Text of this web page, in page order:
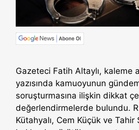
Gazeteci Fatih Altaylı, kaleme
yazısında kamuoyunun
soruşturmasına ilişkin dikkat
değerlendirmelerde bulundu.
Kütahyalı, Cem Küçük ve Tahir